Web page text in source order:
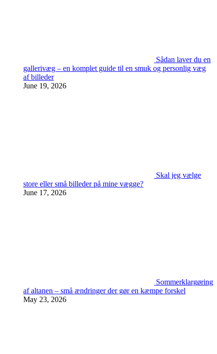
Sådan laver du en
gallerivæg – en komplet guide til en smuk og personlig væg
af billeder
June 19, 2026
Skal jeg vælge
store eller små billeder på mine vægge?
June 17, 2026
Sommerklargøring
af altanen – små ændringer der gør en kæmpe forskel
May 23, 2026